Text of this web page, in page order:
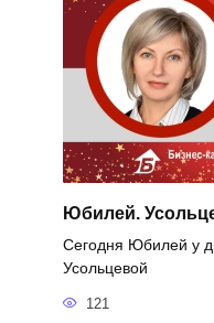
Юбилей.
Сегодня Юбилей у
Усольцевой
121